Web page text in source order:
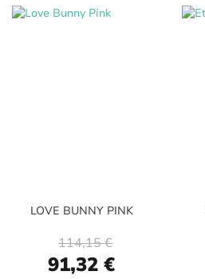
LOVE BUNNY PINK
Special
Price
91,32 €
114,15 €